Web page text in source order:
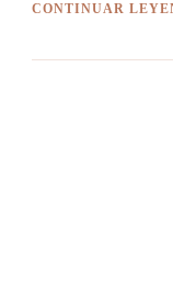
CONTINUAR